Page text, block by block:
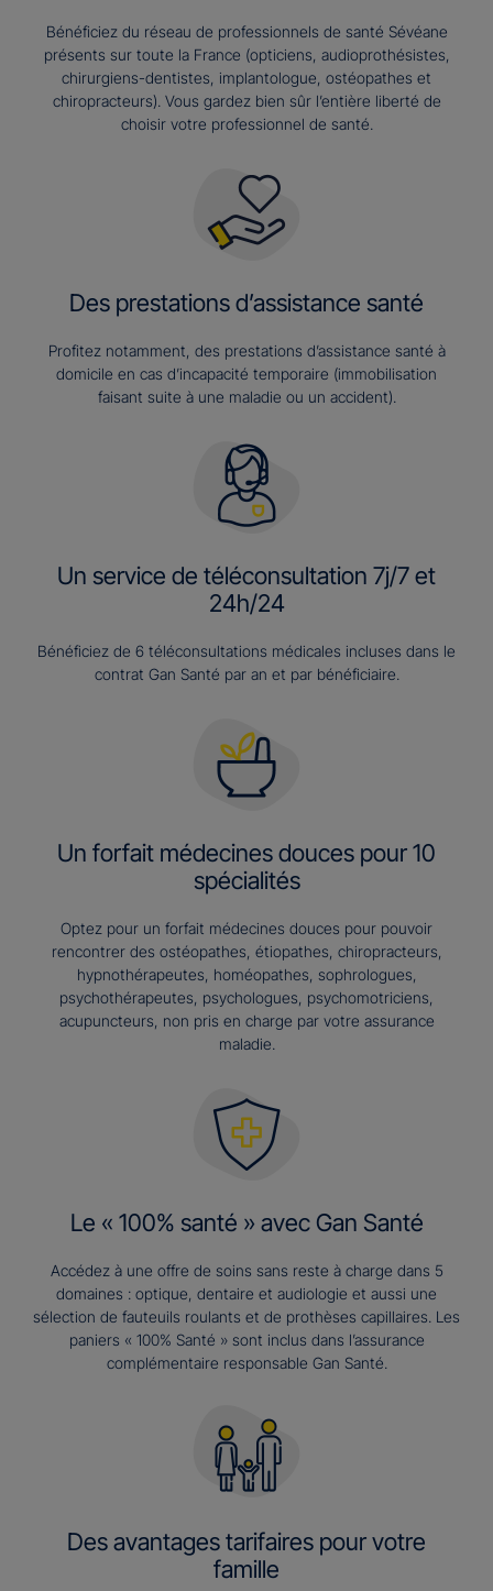
Bénéficiez du réseau de professionnels de santé Sévéane
présents sur toute la France (opticiens, audioprothésistes,
chirurgiens-dentistes, implantologue, ostéopathes et
chiropracteurs). Vous gardez bien sûr l’entière liberté de
choisir votre professionnel de santé.
Des prestations d’assistance santé
Profitez notamment, des prestations d’assistance santé à
domicile en cas d’incapacité temporaire (immobilisation
faisant suite à une maladie ou un accident).
Un service de téléconsultation 7j/7 et
24h/24
Bénéficiez de 6 téléconsultations médicales incluses dans le
contrat Gan Santé par an et par bénéficiaire.
Un forfait médecines douces pour 10
spécialités
Optez pour un forfait médecines douces pour pouvoir
rencontrer des ostéopathes, étiopathes, chiropracteurs,
hypnothérapeutes, homéopathes, sophrologues,
psychothérapeutes, psychologues, psychomotriciens,
acupuncteurs, non pris en charge par votre assurance
maladie.
Le « 100% santé » avec Gan Santé
Accédez à une offre de soins sans reste à charge dans 5
domaines : optique, dentaire et audiologie et aussi une
sélection de fauteuils roulants et de prothèses capillaires. Les
paniers « 100% Santé » sont inclus dans l’assurance
complémentaire responsable Gan Santé.
Des avantages tarifaires pour votre
famille